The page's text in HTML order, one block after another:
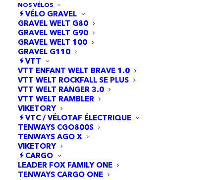
NOS VÉLOS
VÉLO GRAVEL
GRAVEL WELT G80
GRAVEL WELT G90
GRAVEL WELT 100
GRAVEL G110
VTT
VTT ENFANT WELT BRAVE 1.0
VTT WELT ROCKFALL SE PLUS
VTT WELT RANGER 3.0
VTT WELT RAMBLER
VIKETORY
VTC / VÉLOTAF ÉLECTRIQUE
TENWAYS CGO800S
TENWAYS AGO X
VIKETORY
CARGO
LEADER FOX FAMILY ONE
TENWAYS CARGO ONE
38 résultats affichés